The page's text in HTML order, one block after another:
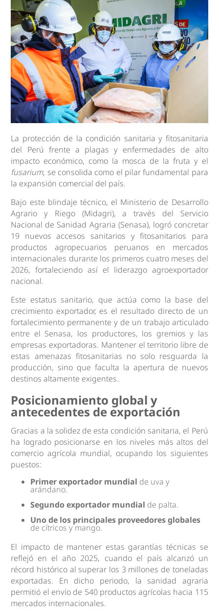
La protección de la condición sanitaria y fitosanitaria
del Perú frente a plagas y enfermedades de alto
impacto económico, como la mosca de la fruta y el
fusarium, se consolida como el pilar fundamental para
la expansión comercial del país.
Bajo este blindaje técnico, el Ministerio de Desarrollo
Agrario y Riego (Midagri), a través del Servicio
Nacional de Sanidad Agraria (Senasa), logró concretar
19 nuevos accesos sanitarios y fitosanitarios para
productos agropecuarios peruanos en mercados
internacionales durante los primeros cuatro meses del
2026, fortaleciendo así el liderazgo agroexportador
nacional.
Este estatus sanitario, que actúa como la base del
crecimiento exportador, es el resultado directo de un
fortalecimiento permanente y de un trabajo articulado
entre el Senasa, los productores, los gremios y las
empresas exportadoras. Mantener el territorio libre de
estas amenazas fitosanitarias no solo resguarda la
producción, sino que faculta la apertura de nuevos
destinos altamente exigentes.
Posicionamiento global y
antecedentes de exportación
Gracias a la solidez de esta condición sanitaria, el Perú
ha logrado posicionarse en los niveles más altos del
comercio agrícola mundial, ocupando los siguientes
puestos:
Primer exportador mundial de uva y
arándano.
Segundo exportador mundial de palta.
Uno de los principales proveedores globales
de cítricos y mango.
El impacto de mantener estas garantías técnicas se
reflejó en el año 2025, cuando el país alcanzó un
récord histórico al superar los 3 millones de toneladas
exportadas. En dicho periodo, la sanidad agraria
permitió el envío de 540 productos agrícolas hacia 115
mercados internacionales.